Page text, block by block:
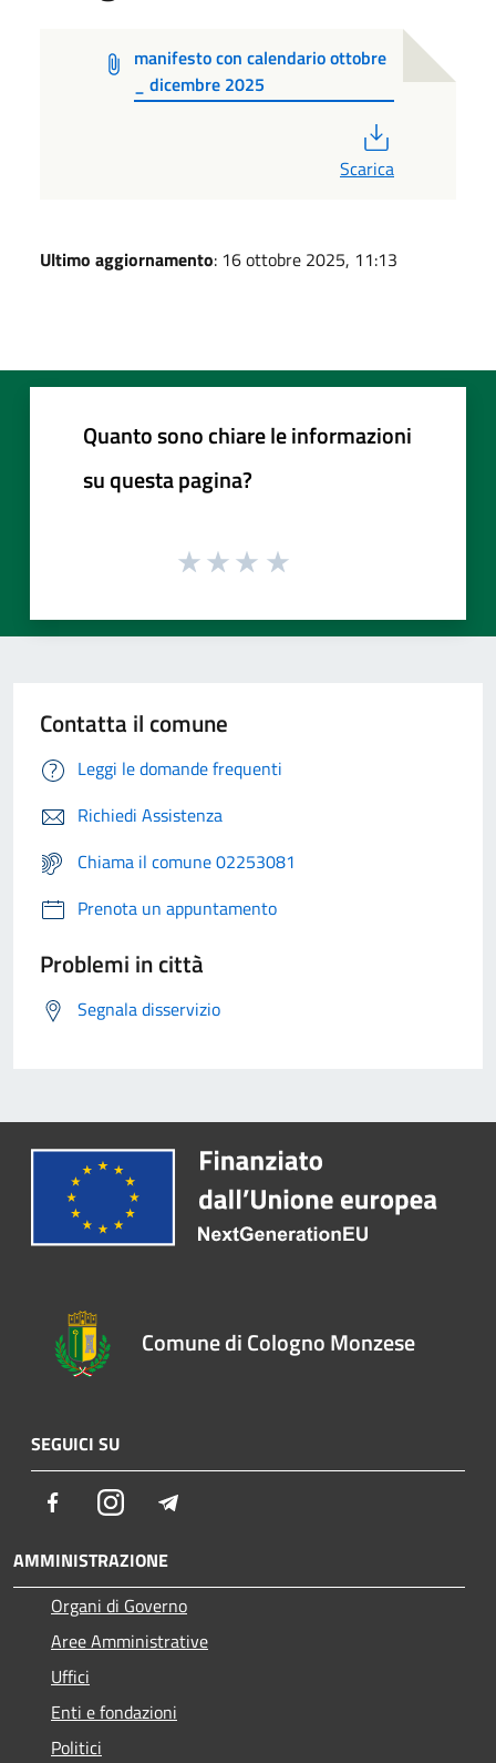
manifesto con calendario ottobre
_ dicembre 2025
Scarica
Ultimo aggiornamento: 16 ottobre 2025, 11:13
Quanto sono chiare le informazioni
su questa pagina?
Contatta il comune
Leggi le domande frequenti
Richiedi Assistenza
Chiama il comune 02253081
Prenota un appuntamento
Problemi in città
Segnala disservizio
Comune di Cologno Monzese
SEGUICI SU
FacebookInstagram
AMMINISTRAZIONE
Organi di Governo
Aree Amministrative
Uffici
Enti e fondazioni
Politici